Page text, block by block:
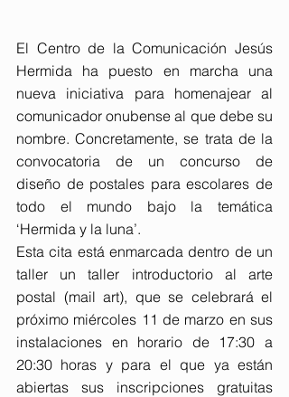
El Centro de la Comunicación Jesús
Hermida ha puesto en marcha una
nueva iniciativa para homenajear al
comunicador onubense al que debe su
nombre. Concretamente, se trata de la
convocatoria de un concurso de
diseño de postales para escolares de
todo el mundo bajo la temática
‘Hermida y la luna’.
Esta cita está enmarcada dentro de un
taller un taller introductorio al arte
postal (mail art), que se celebrará el
próximo miércoles 11 de marzo en sus
instalaciones en horario de 17:30 a
20:30 horas y para el que ya están
abiertas sus inscripciones gratuitas